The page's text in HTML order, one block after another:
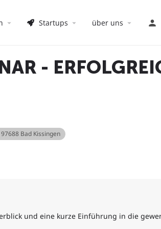
Startups über uns
-
Bad Kissingen
und eine kurze Einführung in die